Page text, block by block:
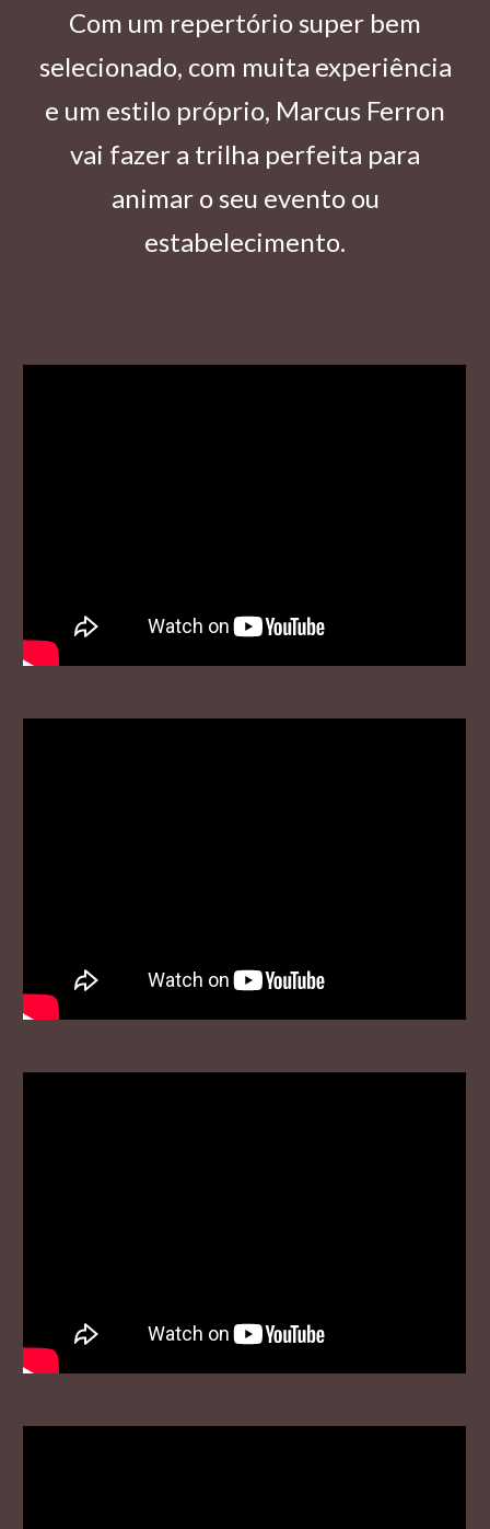
Com um repertório super bem
selecionado, com muita experiência
e um estilo próprio, Marcus Ferron
vai fazer a trilha perfeita para
animar o seu evento ou
estabelecimento.